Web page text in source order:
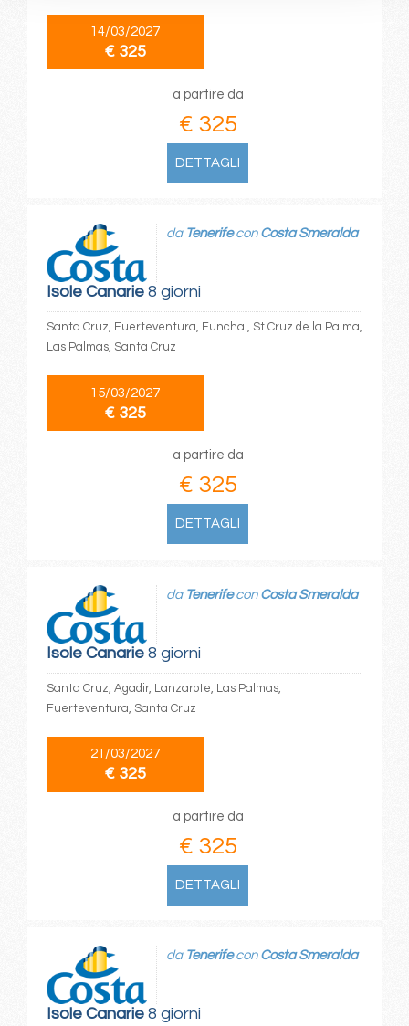
14/03/2027
€ 325
a partire da
€ 325
DETTAGLI
Isole Canarie8 giorni
da Tenerifecon Costa Smeralda
Santa Cruz, Fuerteventura, Funchal, St.Cruz de la Palma,
Las Palmas, Santa Cruz
15/03/2027
€ 325
a partire da
€ 325
DETTAGLI
Isole Canarie8 giorni
da Tenerifecon Costa Smeralda
Santa Cruz, Agadir, Lanzarote, Las Palmas,
Fuerteventura, Santa Cruz
21/03/2027
€ 325
a partire da
€ 325
DETTAGLI
Isole Canarie8 giorni
da Tenerifecon Costa Smeralda